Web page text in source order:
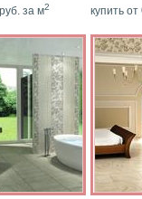
руб. за м2
купить от